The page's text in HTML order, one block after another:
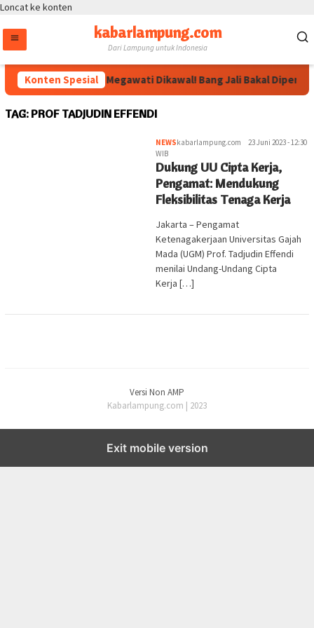
Loncat ke konten
kabarlampung.com
Dari Lampung untuk Indonesia
Konten SpesialArahan Megawati Dikawal! Bang Jali Bakal
TAG: PROF TADJUDIN EFFENDI
NEWSkabarlampung.com
23 Juni 2023 - 12:30
WIB
Dukung UU Cipta Kerja,
Pengamat: Mendukung
Fleksibilitas Tenaga Kerja
Jakarta – Pengamat
Ketenagakerjaan Universitas Gajah
Mada (UGM) Prof. Tadjudin Effendi
menilai Undang-Undang Cipta
Kerja […]
Versi Non AMP
Kabarlampung.com | 2023
Exit mobile version